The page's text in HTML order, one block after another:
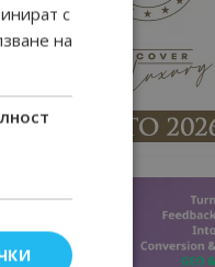
с
на